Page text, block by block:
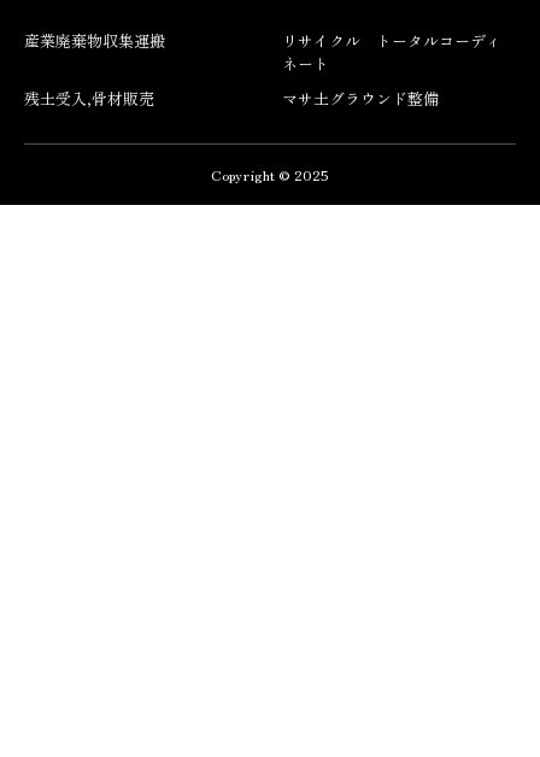
産業廃棄物収集運搬
リサイクル トータルコーディ
ネート
残土受入,骨材販売
マサ土グラウンド整備
Copyright © 2025